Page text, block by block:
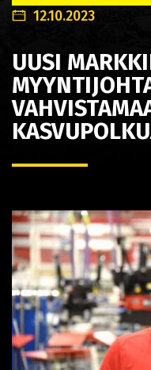
12.10.2023
UUSI